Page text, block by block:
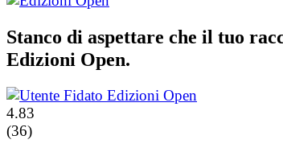
Stanco di aspettare che il tuo
Edizioni Open.
4.83
(36)